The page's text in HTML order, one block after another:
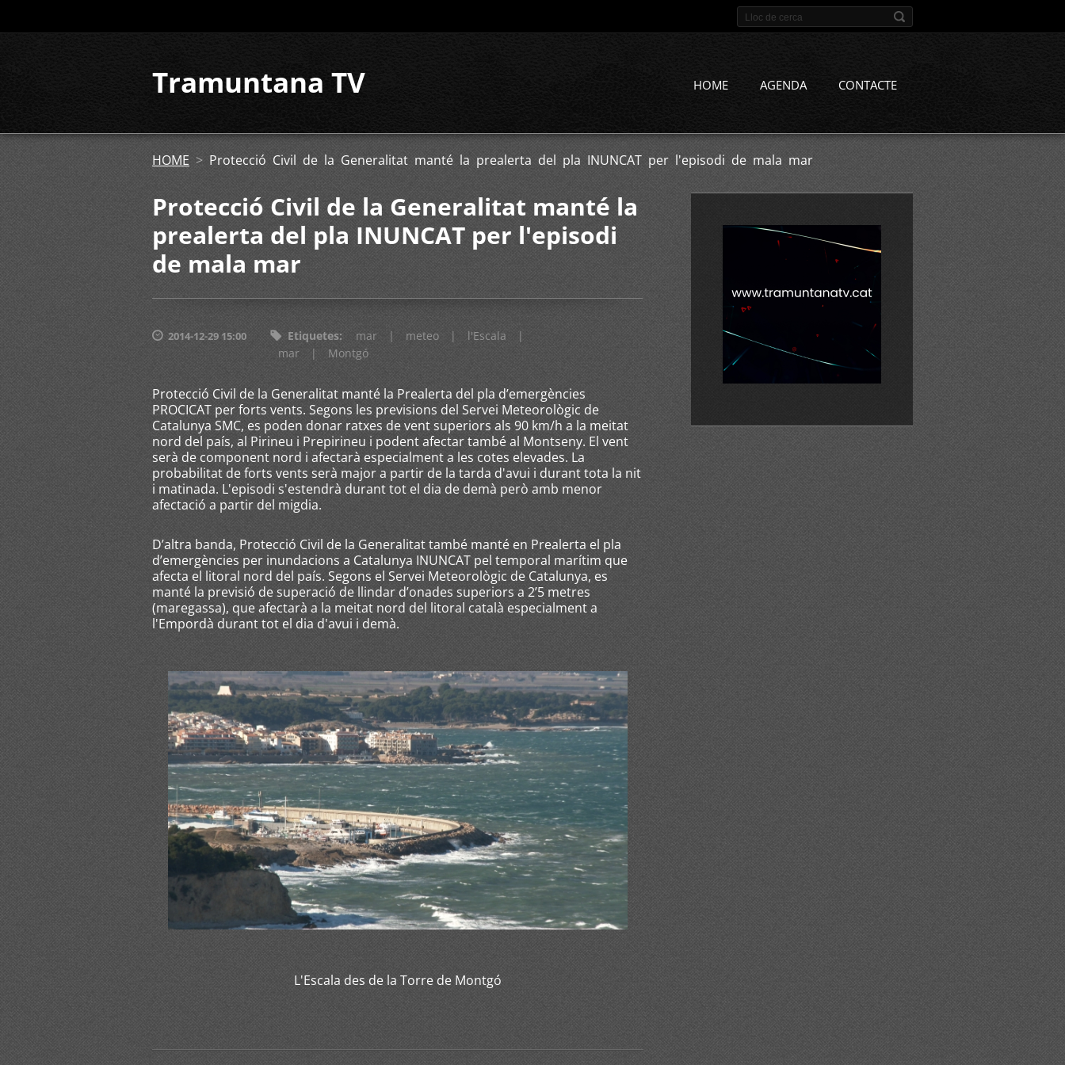
Tramuntana TV HOME AGENDA CONTACTE
HOME > Protecció Civil de la Generalitat manté la prealerta del pla INUNCAT per l'episodi de mala mar
Protecció Civil de la Generalitat manté la
prealerta del pla INUNCAT per l'episodi
de mala mar
2014-12-29 15:00 Etiquetes: mar | meteo | l'Escala
|
mar
| Montgó
Protecció Civil de la Generalitat manté la Prealerta del pla d’emergències
PROCICAT per forts vents. Segons les previsions del Servei Meteorològic de
Catalunya SMC, es poden donar ratxes de vent superiors als 90 km/h a la meitat
nord del país, al Pirineu i Prepirineu i podent afectar també al Montseny. El vent
serà de component nord i afectarà especialment a les cotes elevades. La
probabilitat de forts vents serà major a partir de la tarda d'avui i durant tota la nit
i matinada. L'episodi s'estendrà durant tot el dia de demà però amb menor
afectació a partir del migdia.
D’altra banda, Protecció Civil de la Generalitat també manté en Prealerta el pla
d’emergències per inundacions a Catalunya INUNCAT pel temporal marítim que
afecta el litoral nord del país. Segons el Servei Meteorològic de Catalunya, es
manté la previsió de superació de llindar d’onades superiors a 2’5 metres
(maregassa), que afectarà a la meitat nord del litoral català especialment a
l'Empordà durant tot el dia d'avui i demà.
L'Escala des de la Torre de Montgó